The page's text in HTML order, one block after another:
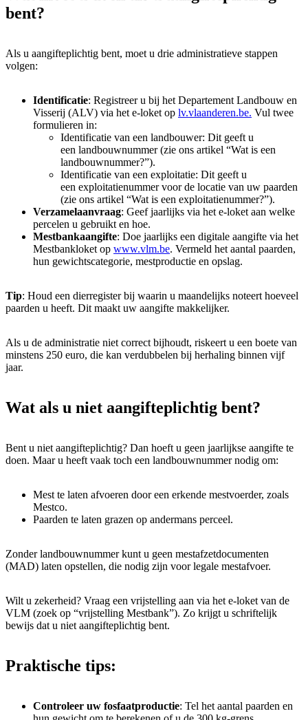
bent?
Als u aangifteplichtig bent, moet u drie administratieve stappen
volgen:
Identificatie: Registreer u bij het Departement Landbouw en
Visserij (ALV) via het e-loket op lv.vlaanderen.be. Vul twee
formulieren in:
Identificatie van een landbouwer: Dit geeft u
een landbouwnummer (zie ons artikel “Wat is een
landbouwnummer?”).
Identificatie van een exploitatie: Dit geeft u
een exploitatienummer voor de locatie van uw paarden
(zie ons artikel “Wat is een exploitatienummer?”).
Verzamelaanvraag: Geef jaarlijks via het e-loket aan welke
percelen u gebruikt en hoe.
Mestbankaangifte: Doe jaarlijks een digitale aangifte via het
Mestbankloket op www.vlm.be. Vermeld het aantal paarden,
hun gewichtscategorie, mestproductie en opslag.
Tip: Houd een dierregister bij waarin u maandelijks noteert hoeveel
paarden u heeft. Dit maakt uw aangifte makkelijker.
Als u de administratie niet correct bijhoudt, riskeert u een boete van
minstens 250 euro, die kan verdubbelen bij herhaling binnen vijf
jaar.
Wat als u niet aangifteplichtig bent?
Bent u niet aangifteplichtig? Dan hoeft u geen jaarlijkse aangifte te
doen. Maar u heeft vaak toch een landbouwnummer nodig om:
Mest te laten afvoeren door een erkende mestvoerder, zoals
Mestco.
Paarden te laten grazen op andermans perceel.
Zonder landbouwnummer kunt u geen mestafzetdocumenten
(MAD) laten opstellen, die nodig zijn voor legale mestafvoer.
Wilt u zekerheid? Vraag een vrijstelling aan via het e-loket van de
VLM (zoek op “vrijstelling Mestbank”). Zo krijgt u schriftelijk
bewijs dat u niet aangifteplichtig bent.
Praktische tips:
Controleer uw fosfaatproductie: Tel het aantal paarden en